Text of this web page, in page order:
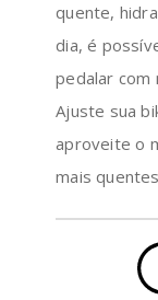
quente,
dia, é
pedalar com
Ajuste sua
aproveite o
mais